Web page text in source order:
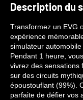
Description du
Transformez un EVG
expérience
simulateur
Pendant 1 heure,
vivrez des sensations
sur des circuits
époustouflant (99%).
parfaite de défier vos